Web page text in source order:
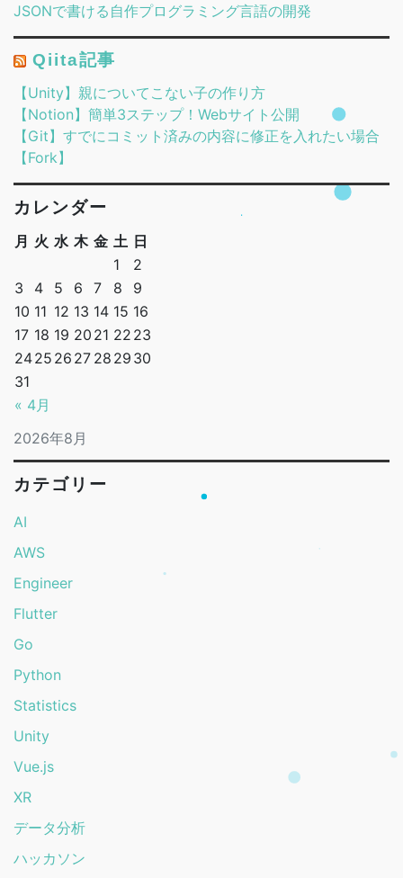
JSONで書ける自作プログラミング言語の開発
Qiita記事
【Unity】親についてこない子の作り方
【Notion】簡単3ステップ！Webサイト公開
【Git】すでにコミット済みの内容に修正を入れたい場合
【Fork】
カレンダー
2026年8月
月 火 水 木 金 土 日
« 4月
1
2
3
4 5 6 7 8
9
10 11 12 13 14 15 16
17 18 19 20 21 22 23
2425 26 27 28 29 30
31
カテゴリー
AI
AWS
Engineer
Flutter
Go
Python
Statistics
Unity
Vue.js
XR
データ分析
ハッカソン